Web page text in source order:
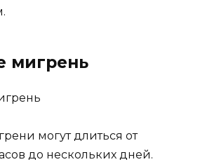
мигрень
могут длиться от
до нескольких дней.